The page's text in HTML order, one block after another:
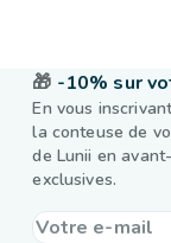
🎁 -10% sur
En vous
la conteuse de
de Lunii en
exclusives.